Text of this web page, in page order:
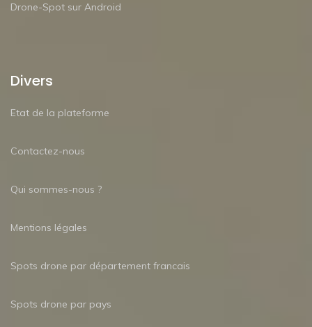
Drone-Spot sur Android
Divers
Etat de la plateforme
Contactez-nous
Qui sommes-nous ?
Mentions légales
Spots drone par département francais
Spots drone par pays